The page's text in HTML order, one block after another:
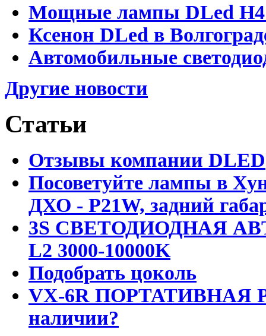
Мощные лампы DLed H4
Ксенон DLed в
Автомобильные
Другие новости
Статьи
Отзывы компании DLED
Посоветуйте лампы в
ДХО - P21W, задний
3S СВЕТОДИОДНАЯ
L2 3000-10000K
Подобрать цоколь
VX-6R ПОРТАТИВНАЯ
наличии?